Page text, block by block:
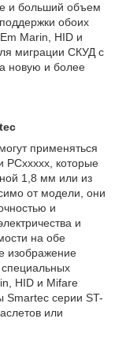
и больший объем
обоих
Marin, HID и
миграции СКУД с
новую и более
применяться
PCxxxxx, которые
1,8 мм или из
от модели, они
и
и
на обе
изображение
HID и Mifare
Smartec серии ST-
или